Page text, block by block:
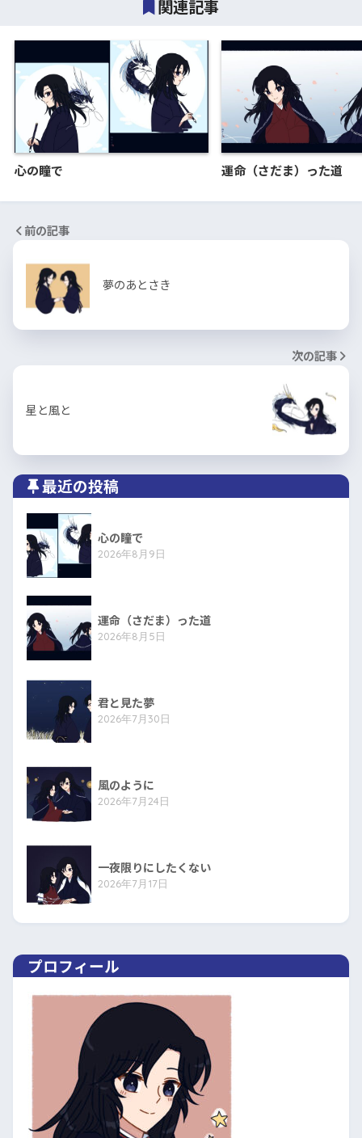
関連記事
心の瞳で 運命（さだま）った道
前の記事
夢のあとさき
次の記事
星と風と
最近の投稿
心の瞳で
2026年8月9日
運命（さだま）った道
2026年8月5日
君と見た夢
2026年7月30日
風のように
2026年7月24日
一夜限りにしたくない
2026年7月17日
プロフィール